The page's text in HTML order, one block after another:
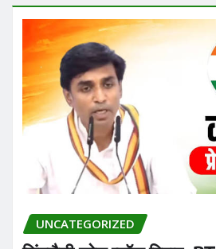
UNCATEGORIZED
सिंगरौली कोल ब्लॉक विवाद:
खुलासा, मृत आदिवासियों के
फर्जीवाड़ा